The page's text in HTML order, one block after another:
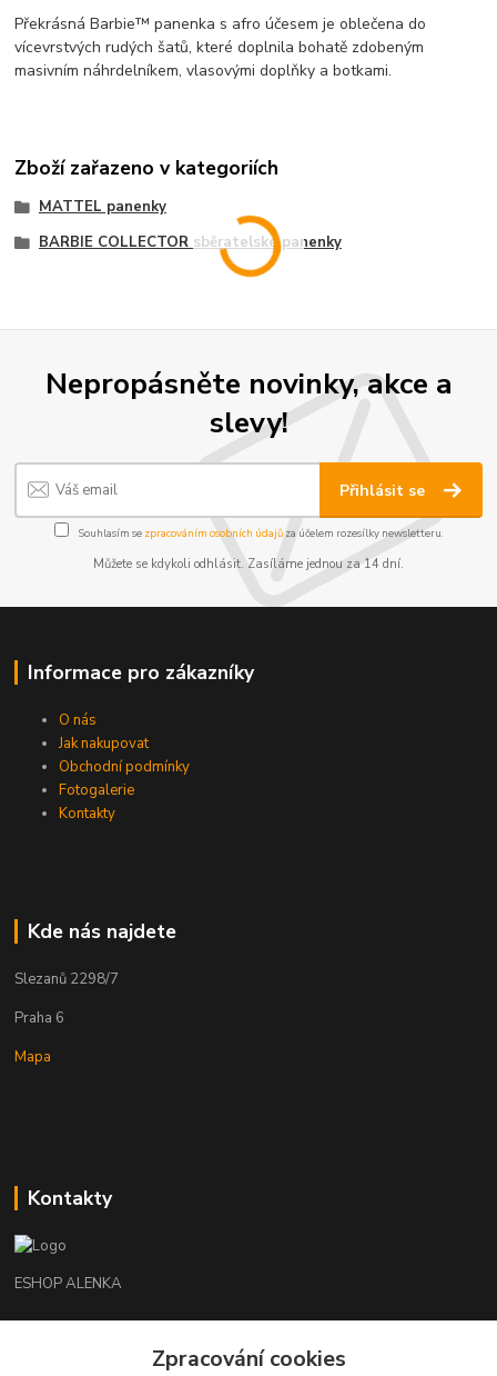
Překrásná Barbie™ panenka s afro účesem je oblečena do
vícevrstvých rudých šatů, které doplnila bohatě zdobeným
masivním náhrdelníkem, vlasovými doplňky a botkami.
Zboží zařazeno v kategoriích
MATTEL panenky
BARBIE COLLECTOR sběratelské panenky
Nepropásněte novinky, akce a
slevy!
Přihlásit se
Souhlasím se zpracováním osobních údajůza účelem rozesílky newsletteru.
Můžete se kdykoli odhlásit. Zasíláme jednou za 14 dní.
Informace pro zákazníky
O nás
Jak nakupovat
Obchodní podmínky
Fotogalerie
Kontakty
Kde nás najdete
Slezanů 2298/7
Praha 6
Mapa
Kontakty
ESHOP ALENKA
+420602541312Zpracování cookies